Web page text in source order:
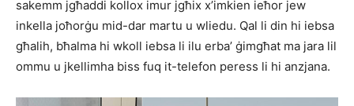
sakemm jgħaddi kollox imur jgħix x’imkien ieħor jew
inkella joħorġu mid-dar martu u wliedu. Qal li din hi iebsa
għalih, bħalma hi wkoll iebsa li ilu erba’ ġimgħat ma jara lil
ommu u jkellimha biss fuq it-telefon peress li hi anzjana.